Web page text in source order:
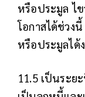
หรือประมูล ไ
โอกาสได้ช่วง
หรือประมูลได้
11.5 เป็นระ